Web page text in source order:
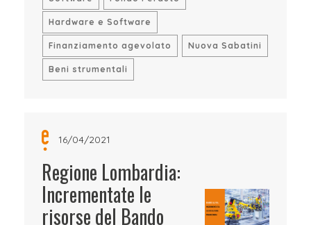
Hardware e Software
Finanziamento agevolato Nuova Sabatini
Beni strumentali
16/04/2021
Regione Lombardia:
Incrementate le
risorse del Bando